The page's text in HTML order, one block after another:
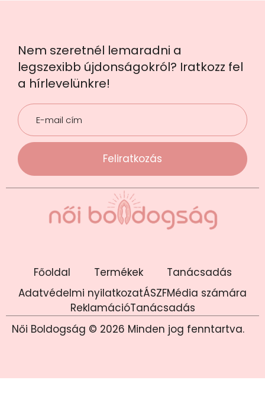
Nem szeretnél lemaradni a
legszexibb újdonságokról? Iratkozz fel
a hírlevelünkre!
Feliratkozás
Főoldal Termékek
Tanácsadás
Adatvédelmi nyilatkozatÁSZFMédia számára
ReklamációTanácsadás
Női Boldogság © 2026 Minden jog fenntartva.